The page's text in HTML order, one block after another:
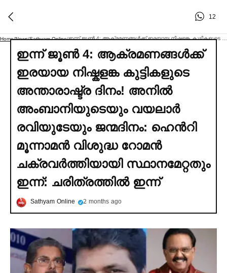
12
Home/News/Sathyam Online/
ഇന്ന് ജൂണ്‍ 4: ആക്രമണങ്ങള്‍ക്ക്
ഇരയായ നിഷ്കളങ്ക കുട്ടികളുടെ
അന്താരാഷ്ട്ര ദിനം! അനില്‍
അംബാനിയുടെയും വയലാര്‍
രവിയുടേയും ജന്മദിനം: ഹെൻ‌റി
മൂന്നാമന്‍ വിശുദ്ധ റോമന്‍
ചക്രവര്‍ത്തിയായി സ്ഥാനമേറ്റതും
ഇന്ന്: ചരിത്രത്തില്‍ ഇന്ന്
Sathyam Online 2 months ago